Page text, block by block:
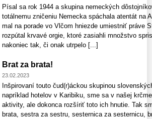
Písal sa rok 1944 a skupina nemeckých
totálnemu zničeniu Nemecka spáchala atentát na
mal na porade vo Vlčom hniezde umiestniť práve
rozpútal krvavé orgie, ktoré zasiahli množstvo
nakoniec tak, či onak utrpelo [...]
Brat za brata!
23.02.2023
Inšpirovaní touto čud(r)áckou skupinou
napríklad hotelov v Karibiku, sme sa v našej
aktivity, ale dokonca rozšíriť toto ich hnutie. Tak
brata, sestra za sestru, sesternica za sesternicu,